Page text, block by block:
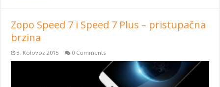
Zopo Speed 7 i Speed 7 Plus – pristupačna
brzina
3. Kolovoz 2015 0 Comments